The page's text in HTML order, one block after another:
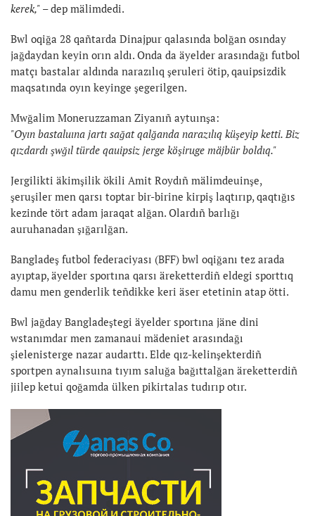
kerek," – dep mälimdedi.
Bwl oqiğa 28 qañtarda Dinajpur qalasında bolğan osınday
jağdaydan keyin orın aldı. Onda da äyelder arasındağı futbol
matçı bastalar aldında narazılıq şeruleri ötip, qauipsizdik
maqsatında oyın keyinge şegerilgen.
Mwğalim Moneruzzaman Ziyanıñ aytuınşa:
"Oyın bastaluına jartı sağat qalğanda narazılıq küşeyip ketti. Biz
qızdardı şwğıl türde qauipsiz jerge köşiruge mäjbür boldıq."
Jergilikti äkimşilik ökili Amit Roydıñ mälimdeuinşe,
şeruşiler men qarsı toptar bir-birine kirpiş laqtırıp, qaqtığıs
kezinde tört adam jaraqat alğan. Olardıñ barlığı
auruhanadan şığarılğan.
Bangladeş futbol federaciyası (BFF) bwl oqiğanı tez arada
ayıptap, äyelder sportına qarsı äreketterdiñ eldegi sporttıq
damu men genderlik teñdikke keri äser etetinin atap ötti.
Bwl jağday Bangladeştegi äyelder sportına jäne dini
wstanımdar men zamanaui mädeniet arasındağı
şielenisterge nazar audarttı. Elde qız-kelinşekterdiñ
sportpen aynalısuına tıyım saluğa bağıttalğan äreketterdiñ
jiilep ketui qoğamda ülken pikirtalas tudırıp otır.